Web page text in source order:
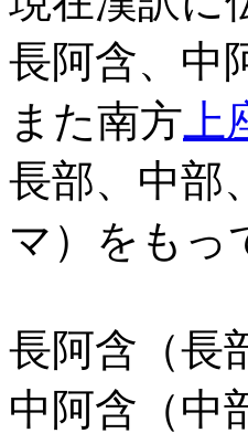
長阿含、中
また南方
長部、中部
マ）をもっ
長阿含（長
中阿含（中